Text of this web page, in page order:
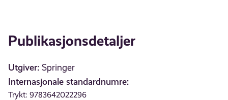
Publikasjonsdetaljer
Utgiver: Springer
Internasjonale standardnumre:
Trykt: 9783642022296